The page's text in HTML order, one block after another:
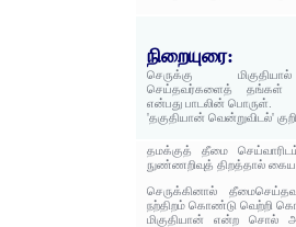
நிறையுரை:
செருக்கு
செய்தவர்களைத் தங்கள்
என்பது பாடலின் பொருள்.
'தகுதியான் வென்றுவிடல்'
தமக்குத் தீமை
நுண்ணறிவுத் திறத்தால்
செருக்கினால்
நற்திறம் கொண்டு வெற்றி
மிகுதியான் என்ற சொல்